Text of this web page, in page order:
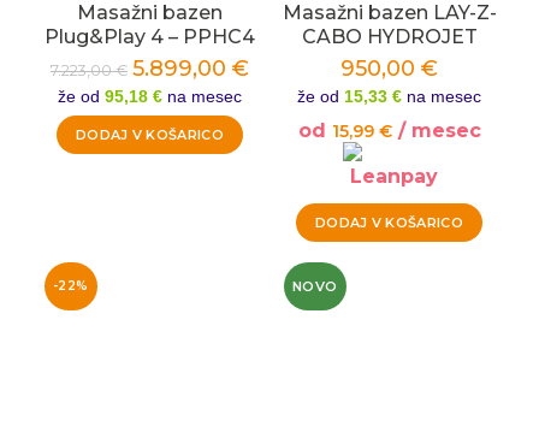
Masažni bazen
Plug&Play 4 – PPHC4
7.223,00€ 5.899,00 €
že od 95,18 € na mesec
DODAJ V KOŠARICO
Masažni bazen LAY-Z-
CABO HYDROJET
950,00 €
že od 15,33 € na mesec
od 15,99 €/ mesec
DODAJ V KOŠARICO
-22% NOVO